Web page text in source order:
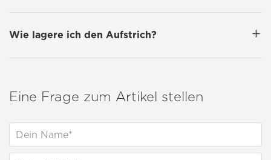
Wie lagere ich den Aufstrich?
Eine Frage zum Artikel stellen